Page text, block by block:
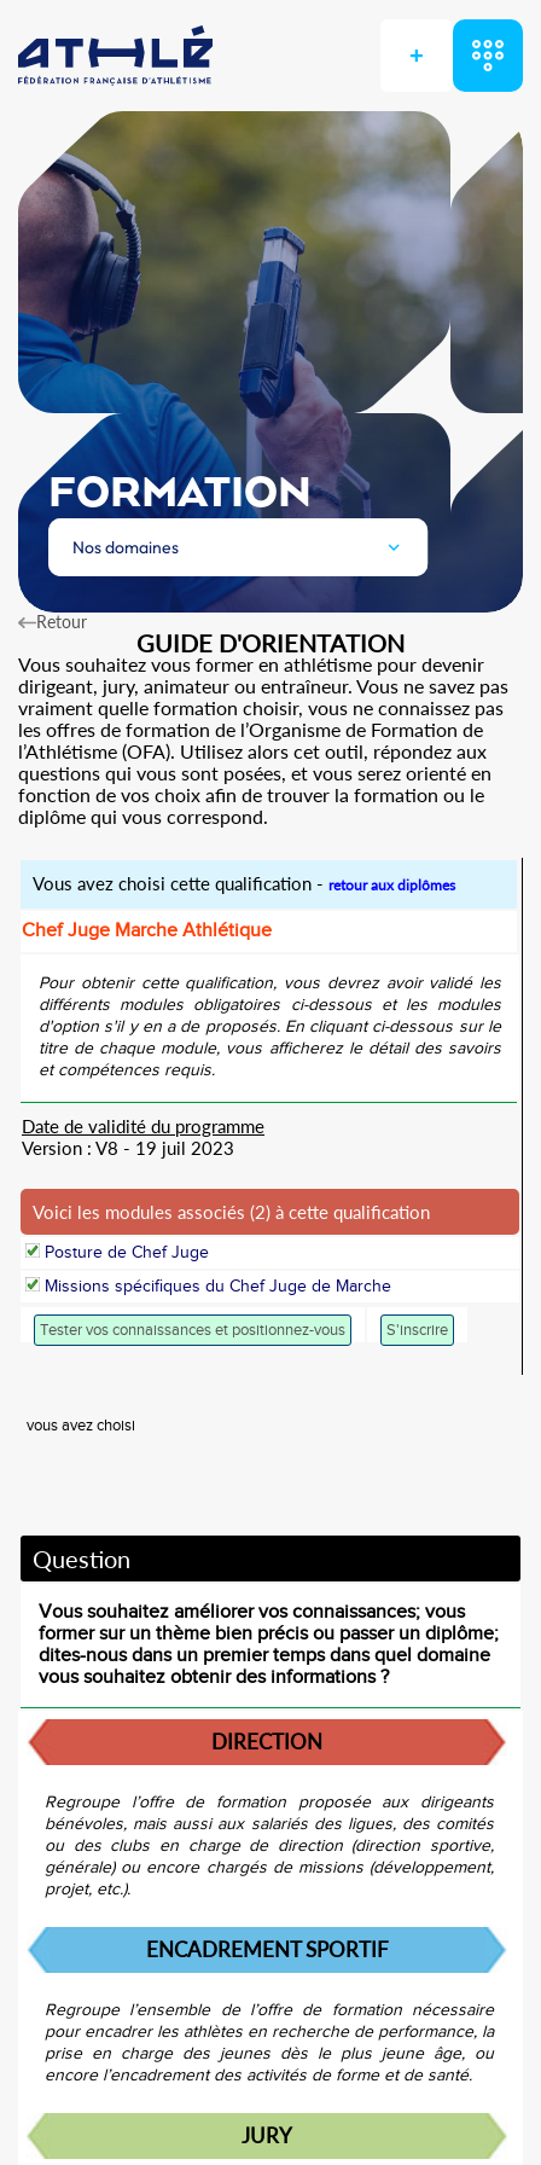
+
FORMATION
Nos domaines
Retour
GUIDE D'ORIENTATION
Vous souhaitez vous former en athlétisme pour devenir
dirigeant, jury, animateur ou entraîneur. Vous ne savez pas
vraiment quelle formation choisir, vous ne connaissez pas
les offres de formation de l’Organisme de Formation de
l’Athlétisme (OFA). Utilisez alors cet outil, répondez aux
questions qui vous sont posées, et vous serez orienté en
fonction de vos choix afin de trouver la formation ou le
diplôme qui vous correspond.
Vous avez choisi cette qualification - retour aux diplômes
Chef Juge Marche Athlétique
Pour obtenir cette qualification, vous devrez avoir validé les
différents modules obligatoires ci-dessous et les modules
d'option s'il y en a de proposés. En cliquant ci-dessous sur le
titre de chaque module, vous afficherez le détail des savoirs
et compétences requis.
Date de validité du programme
Version : V8 - 19 juil 2023
Voici les modules associés (2) à cette qualification
Posture de Chef Juge
Missions spécifiques du Chef Juge de Marche
Tester vos connaissances et positionnez-vous S'inscrire
vous avez choisi
Question
Vous souhaitez améliorer vos connaissances; vous
former sur un thème bien précis ou passer un diplôme;
dites-nous dans un premier temps dans quel domaine
vous souhaitez obtenir des informations ?
DIRECTION
Regroupe l’offre de formation proposée aux dirigeants
bénévoles, mais aussi aux salariés des ligues, des comités
ou des clubs en charge de direction (direction sportive,
générale) ou encore chargés de missions (développement,
projet, etc.).
ENCADREMENT SPORTIF
Regroupe l’ensemble de l’offre de formation nécessaire
pour encadrer les athlètes en recherche de performance, la
prise en charge des jeunes dès le plus jeune âge, ou
encore l’encadrement des activités de forme et de santé.
JURY